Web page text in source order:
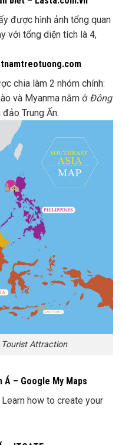
được hình ảnh tổng quan
với tổng diện tích là 4,
chia làm 2 nhóm chính:
và Myanma nằm ở Đông
Trung Ấn.
Attraction
Á – Google My Maps
Learn how to create your